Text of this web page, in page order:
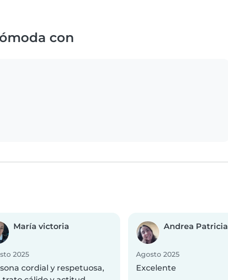
con
María victoria
2025
cordial y respetuosa,
Andrea Patricia
Agosto 2025
Excelente